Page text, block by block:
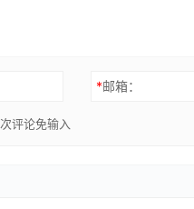
*邮箱：
评论免输入